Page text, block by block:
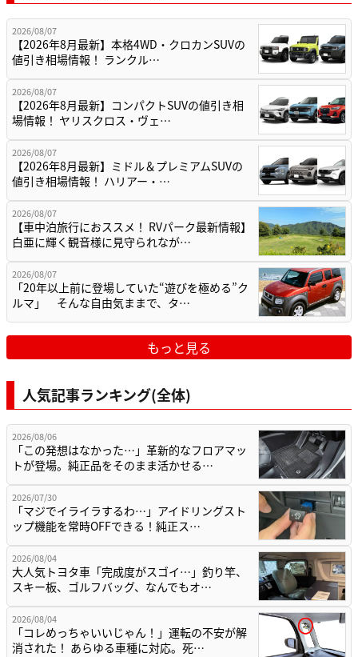
2026/08/07
【2026年8月最新】本格4WD・クロカンSUVの
値引き相場情報！ ランクル…
2026/08/07
【2026年8月最新】コンパクトSUVの値引き相
場情報！ ヤリスクロス・ヴェ…
2026/08/07
【2026年8月最新】ミドル＆プレミアムSUVの
値引き相場情報！ ハリアー・…
2026/08/07
【車中泊旅行におススメ！ RVパーク最新情報】
白亜に輝く観音様に見守られなが…
2026/08/07
「20年以上前に登場していた“遊びを極める”ク
ルマ」 そんな自由気ままで、タ…
もっと見る
人気記事ランキング(全体)
2026/08/06
「この発想はなかった…」革新的なフロアマッ
トが登場。純正品をそのまま活かせる…
2026/07/30
「マジでイライラするわ…」アイドリングスト
ップ機能を常時OFFできる！純正ス…
2026/08/04
大人気トヨタ車「完成度がスゴイ…」釣り竿、
スキー板、ゴルフバッグ、なんでもオ…
2026/08/04
「コレめっちゃいいじゃん！」運転の不安が解
消された！ あらゆる車種に対応。死…